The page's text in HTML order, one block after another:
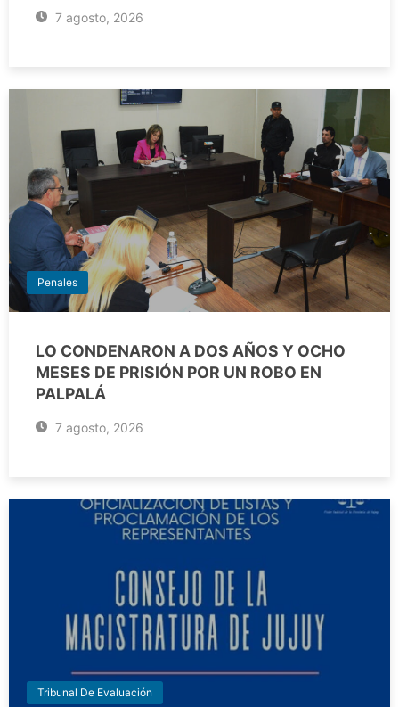
7 agosto, 2026
Penales
LO CONDENARON A DOS AÑOS Y OCHO
MESES DE PRISIÓN POR UN ROBO EN
PALPALÁ
7 agosto, 2026
Tribunal De Evaluación